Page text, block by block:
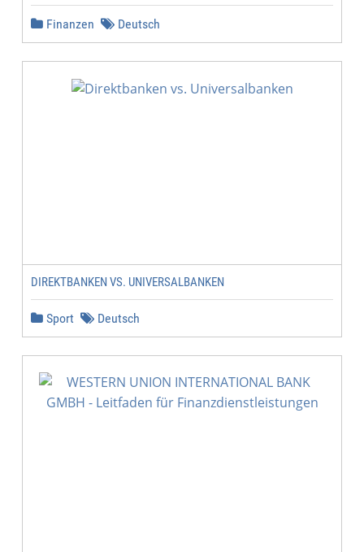
Finanzen Deutsch
DIREKTBANKEN VS. UNIVERSALBANKEN
Sport Deutsch